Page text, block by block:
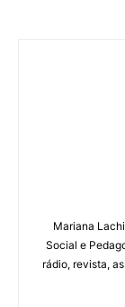
Mariana
Social e
rádio, revista,